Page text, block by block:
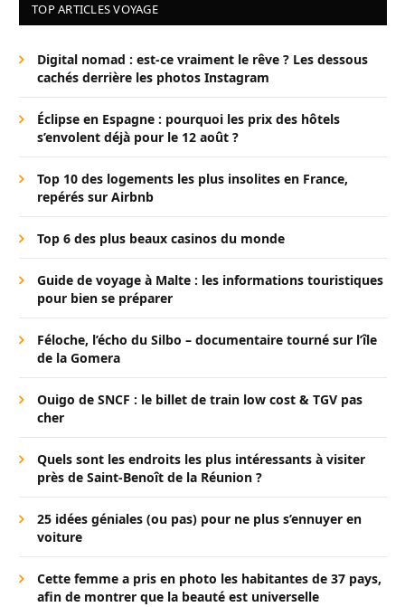
TOP ARTICLES VOYAGE
Digital nomad : est-ce vraiment le rêve ? Les dessous
cachés derrière les photos Instagram
Éclipse en Espagne : pourquoi les prix des hôtels
s’envolent déjà pour le 12 août ?
Top 10 des logements les plus insolites en France,
repérés sur Airbnb
Top 6 des plus beaux casinos du monde
Guide de voyage à Malte : les informations touristiques
pour bien se préparer
Féloche, l’écho du Silbo – documentaire tourné sur l’île
de la Gomera
Ouigo de SNCF : le billet de train low cost & TGV pas
cher
Quels sont les endroits les plus intéressants à visiter
près de Saint-Benoît de la Réunion ?
25 idées géniales (ou pas) pour ne plus s’ennuyer en
voiture
Cette femme a pris en photo les habitantes de 37 pays,
afin de montrer que la beauté est universelle